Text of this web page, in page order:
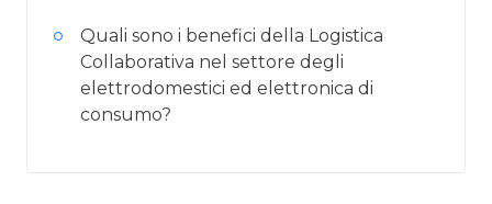
Quali sono i benefici della Logistica
Collaborativa nel settore degli
elettrodomestici ed elettronica di
consumo?